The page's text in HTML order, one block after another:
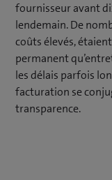
fournisseur avant
lendemain. De
coûts élevés,
permanent
les délais parfois
facturation se
transparence.